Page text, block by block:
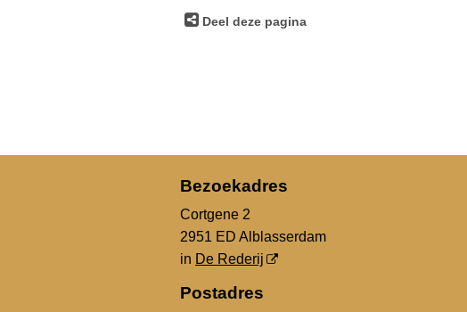
Deel deze pagina
Bezoekadres
Cortgene 2
2951 ED Alblasserdam
in De Rederij
Postadres